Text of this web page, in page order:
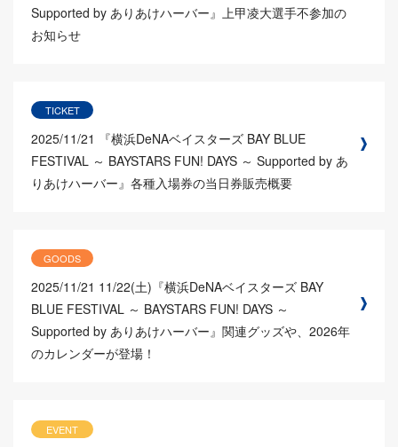
Supported by ありあけハーバー』上甲凌大選手不参加の
お知らせ
TICKET
2025/11/21
『横浜DeNAベイスターズ BAY BLUE
FESTIVAL ～ BAYSTARS FUN! DAYS ～ Supported by あ
りあけハーバー』各種入場券の当日券販売概要
GOODS
2025/11/21 11/22(土)『横浜DeNAベイスターズ BAY
BLUE FESTIVAL ～ BAYSTARS FUN! DAYS ～
Supported by ありあけハーバー』関連グッズや、2026年
のカレンダーが登場！
EVENT